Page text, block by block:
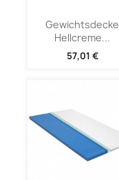
Gewichtsdecke
Hellcreme...
57,01 €